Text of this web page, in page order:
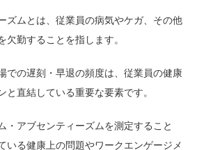
ズムとは、従業員の病気やケガ、その他
欠勤することを指します。
での遅刻・早退の頻度は、従業員の健康
と直結している重要な要素です。
・アブセンティーズムを測定すること
いる健康上の問題やワークエンゲージメ